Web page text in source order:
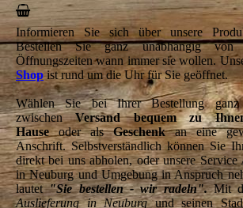
Informieren Sie sich über unsere
Bestellen Sie ganz unabhängig von
Öffnungszeiten wann immer sie wollen.
Shopist rund um die Uhr für Sie geöffnet.
Wählen Sie bei Ihrer Bestellung ganz
zwischenVersand bequem zu
Hauseoder alsGeschenkan eine
Anschrift. Selbstverständlich können Sie
direkt bei uns abholen, oder unsere
in Neuburg und Umgebung in Anspruch
lautet"Sie bestellen - wir radeln".Mit
Auslieferung in Neuburgund seinen